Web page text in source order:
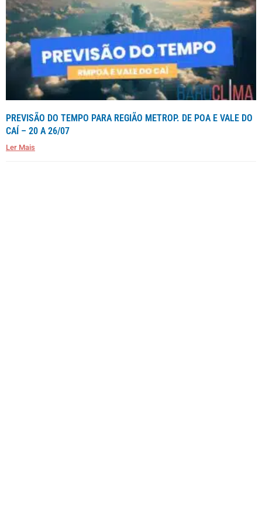
PREVISÃO DO TEMPO PARA REGIÃO METROP. DE POA E VALE DO
CAÍ – 20 A 26/07
Ler Mais